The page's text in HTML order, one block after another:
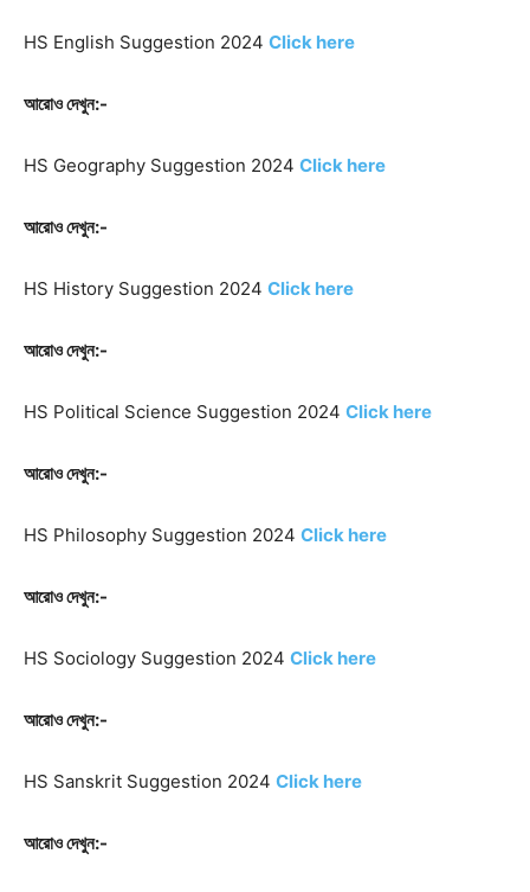
HS English Suggestion 2024 Click here
আরোও দেখুন:-
HS Geography Suggestion 2024 Click here
আরোও দেখুন:-
HS History Suggestion 2024 Click here
আরোও দেখুন:-
HS Political Science Suggestion 2024 Click here
আরোও দেখুন:-
HS Philosophy Suggestion 2024 Click here
আরোও দেখুন:-
HS Sociology Suggestion 2024 Click here
আরোও দেখুন:-
HS Sanskrit Suggestion 2024 Click here
আরোও দেখুন:-